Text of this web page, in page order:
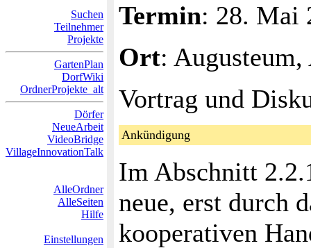
Suchen
Teilnehmer
Projekte
GartenPlan
DorfWiki
OrdnerProjekte_alt
Dörfer
NeueArbeit
VideoBridge
VillageInnovationTalk
AlleOrdner
AlleSeiten
Hilfe
Einstellungen
Termin: 28. Mai
Ort:
Vortrag und
Ankündigung
Im Abschnitt
neue, erst durch
kooperativen